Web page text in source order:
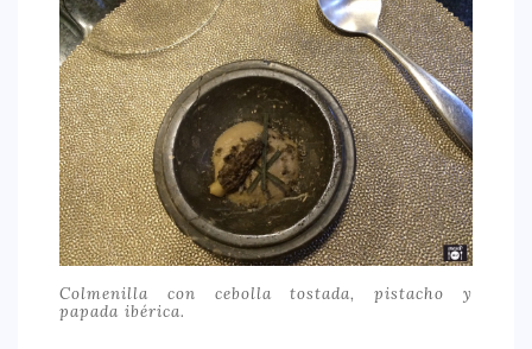
Colmenilla con cebolla tostada, pistacho y
papada ibérica.